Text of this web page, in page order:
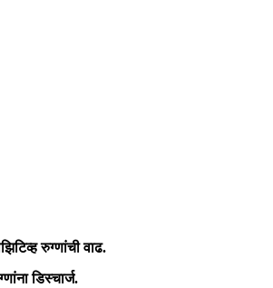
रुग्णांची वाढ.
डिस्चार्ज.